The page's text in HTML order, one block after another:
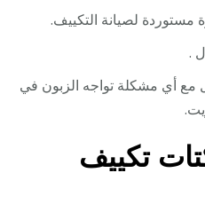
لصيانة التكييف.
.
مع أي مشكلة تواجه الزبون في
تكييف